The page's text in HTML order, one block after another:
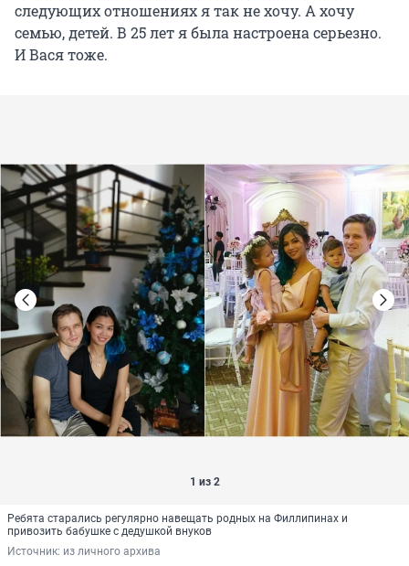
следующих отношениях я так не хочу. А хочу
семью, детей. В 25 лет я была настроена серьезно.
И Вася тоже.
1 из 2
Ребята старались регулярно навещать родных на Филлипинах и
привозить бабушке с дедушкой внуков
Источник: из личного архива